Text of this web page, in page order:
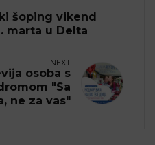
šoping vikend
marta u Delta
NEXT
osoba s
"Sa
ne za vas"